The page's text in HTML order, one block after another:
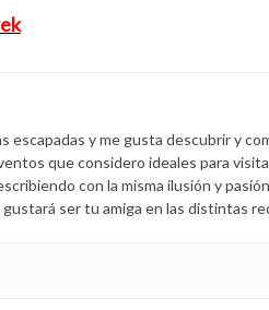
escapadas y me gusta descubrir y
que considero ideales para
con la misma ilusión y
ser tu amiga en las distintas